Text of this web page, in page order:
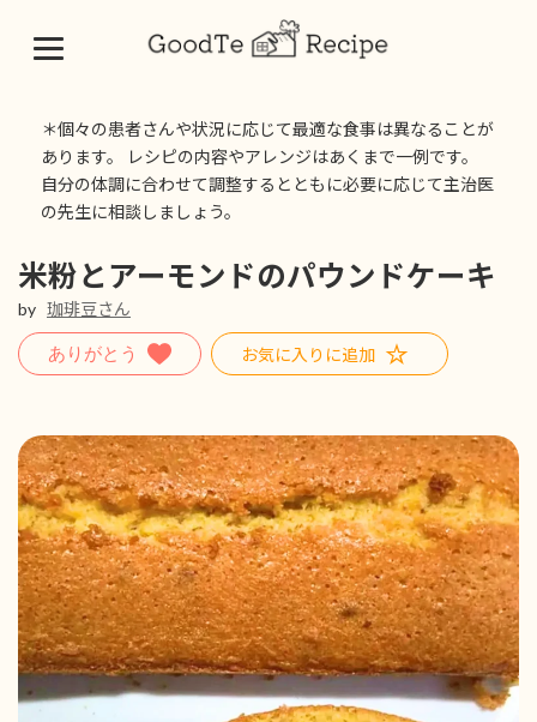
＊個々の患者さんや状況に応じて最適な食事は異なることが
あります。 レシピの内容やアレンジはあくまで一例です。
自分の体調に合わせて調整するとともに必要に応じて主治医
の先生に相談しましょう。
米粉とアーモンドのパウンドケーキ
by 珈琲豆さん
お気に入りに追加